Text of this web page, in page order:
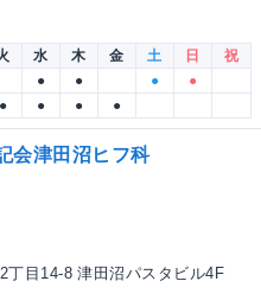
水 木 金 土 日
祝
● ● ●
●
● ● ● ●
会津田沼ヒフ科
丁目14-8 津田沼パスタビル4F